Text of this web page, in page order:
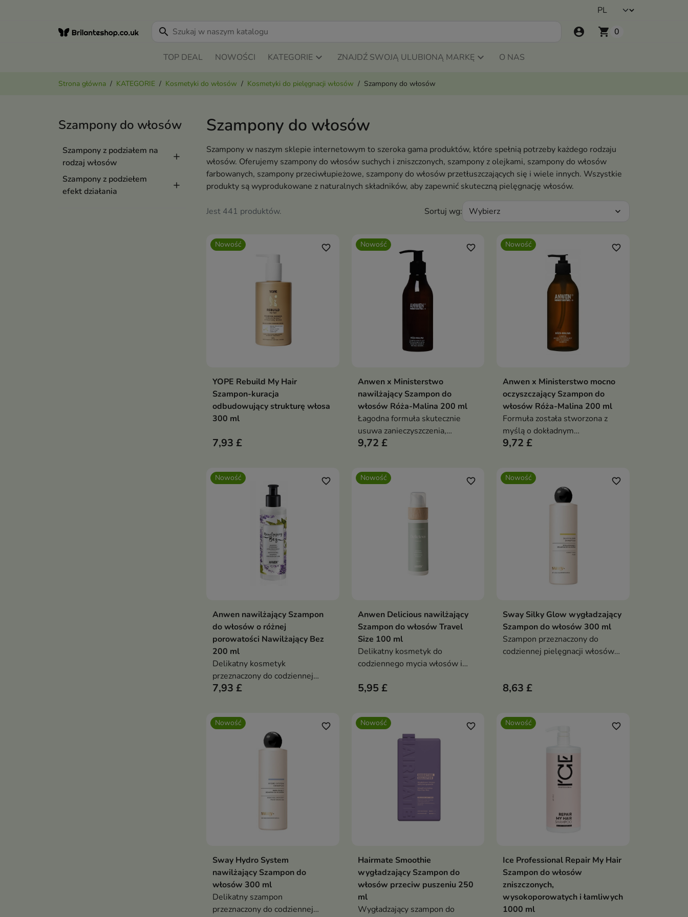
search account_circle shopping_cart 0
TOP DEAL NOWOŚCI KATEGORIE ZNAJDŹ SWOJĄ ULUBIONĄ MARKĘ O NAS
Strona główna KATEGORIE Kosmetyki do włosów Kosmetyki do pielęgnacji włosów Szampony do włosów
Szampony do włosów
Szampony z podziałem na
rodzaj włosów
Szampony z podziełem
efekt działania
Szampony do włosów
Szampony w naszym sklepie internetowym to szeroka gama produktów, które spełnią potrzeby każdego rodzaju
włosów. Oferujemy szampony do włosów suchych i zniszczonych, szampony z olejkami, szampony do włosów
farbowanych, szampony przeciwłupieżowe, szampony do włosów przetłuszczających się i wiele innych. Wszystkie
produkty są wyprodukowane z naturalnych składników, aby zapewnić skuteczną pielęgnację włosów.
Jest 441 produktów. Sortuj wg: Wybierz expand_more
Nowość
Dodaj do koszyka
favorite_border
YOPE Rebuild My Hair
Szampon-kuracja
odbudowujący strukturę włosa
300 ml
7,93 £
Nowość
Dodaj do koszyka
favorite_border
Anwen x Ministerstwo
nawilżający Szampon do
włosów Róża-Malina 200 ml
Łagodna formuła skutecznie
usuwa zanieczyszczenia,
jednocześnie pomagając
9,72 £
Nowość
Dodaj do koszyka
favorite_border
Anwen x Ministerstwo mocno
oczyszczający Szampon do
włosów Róża-Malina 200 ml
Formuła została stworzona z
myślą o dokładnym
oczyszczaniu, które pomaga
9,72 £
Nowość
Dodaj do koszyka
favorite_border
Anwen nawilżający Szampon
do włosów o różnej
porowatości Nawilżający Bez
200 ml
Delikatny kosmetyk
przeznaczony do codziennej
pielęgnacji włosów
7,93 £
Nowość
Dodaj do koszyka
favorite_border
Anwen Delicious nawilżający
Szampon do włosów Travel
Size 100 ml
Delikatny kosmetyk do
codziennego mycia włosów i
5,95 £
Nowość
Dodaj do koszyka
favorite_border
Sway Silky Glow wygładzający
Szampon do włosów 300 ml
Szampon przeznaczony do
codziennej pielęgnacji włosów
8,63 £
Nowość
Dodaj do koszyka
favorite_border
Sway Hydro System
nawilżający Szampon do
włosów 300 ml
Delikatny szampon
przeznaczony do codziennej
Nowość
Dodaj do koszyka
favorite_border
Hairmate Smoothie
wygładzający Szampon do
włosów przeciw puszeniu 250
ml
Wygładzający szampon do
Nowość
Dodaj do koszyka
favorite_border
Ice Professional Repair My Hair
Szampon do włosów
zniszczonych,
wysokoporowatych i łamliwych
1000 ml